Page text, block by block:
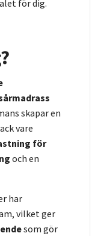
för dig.
skapar en
vare
för
och en
har
vilket ger
som gör